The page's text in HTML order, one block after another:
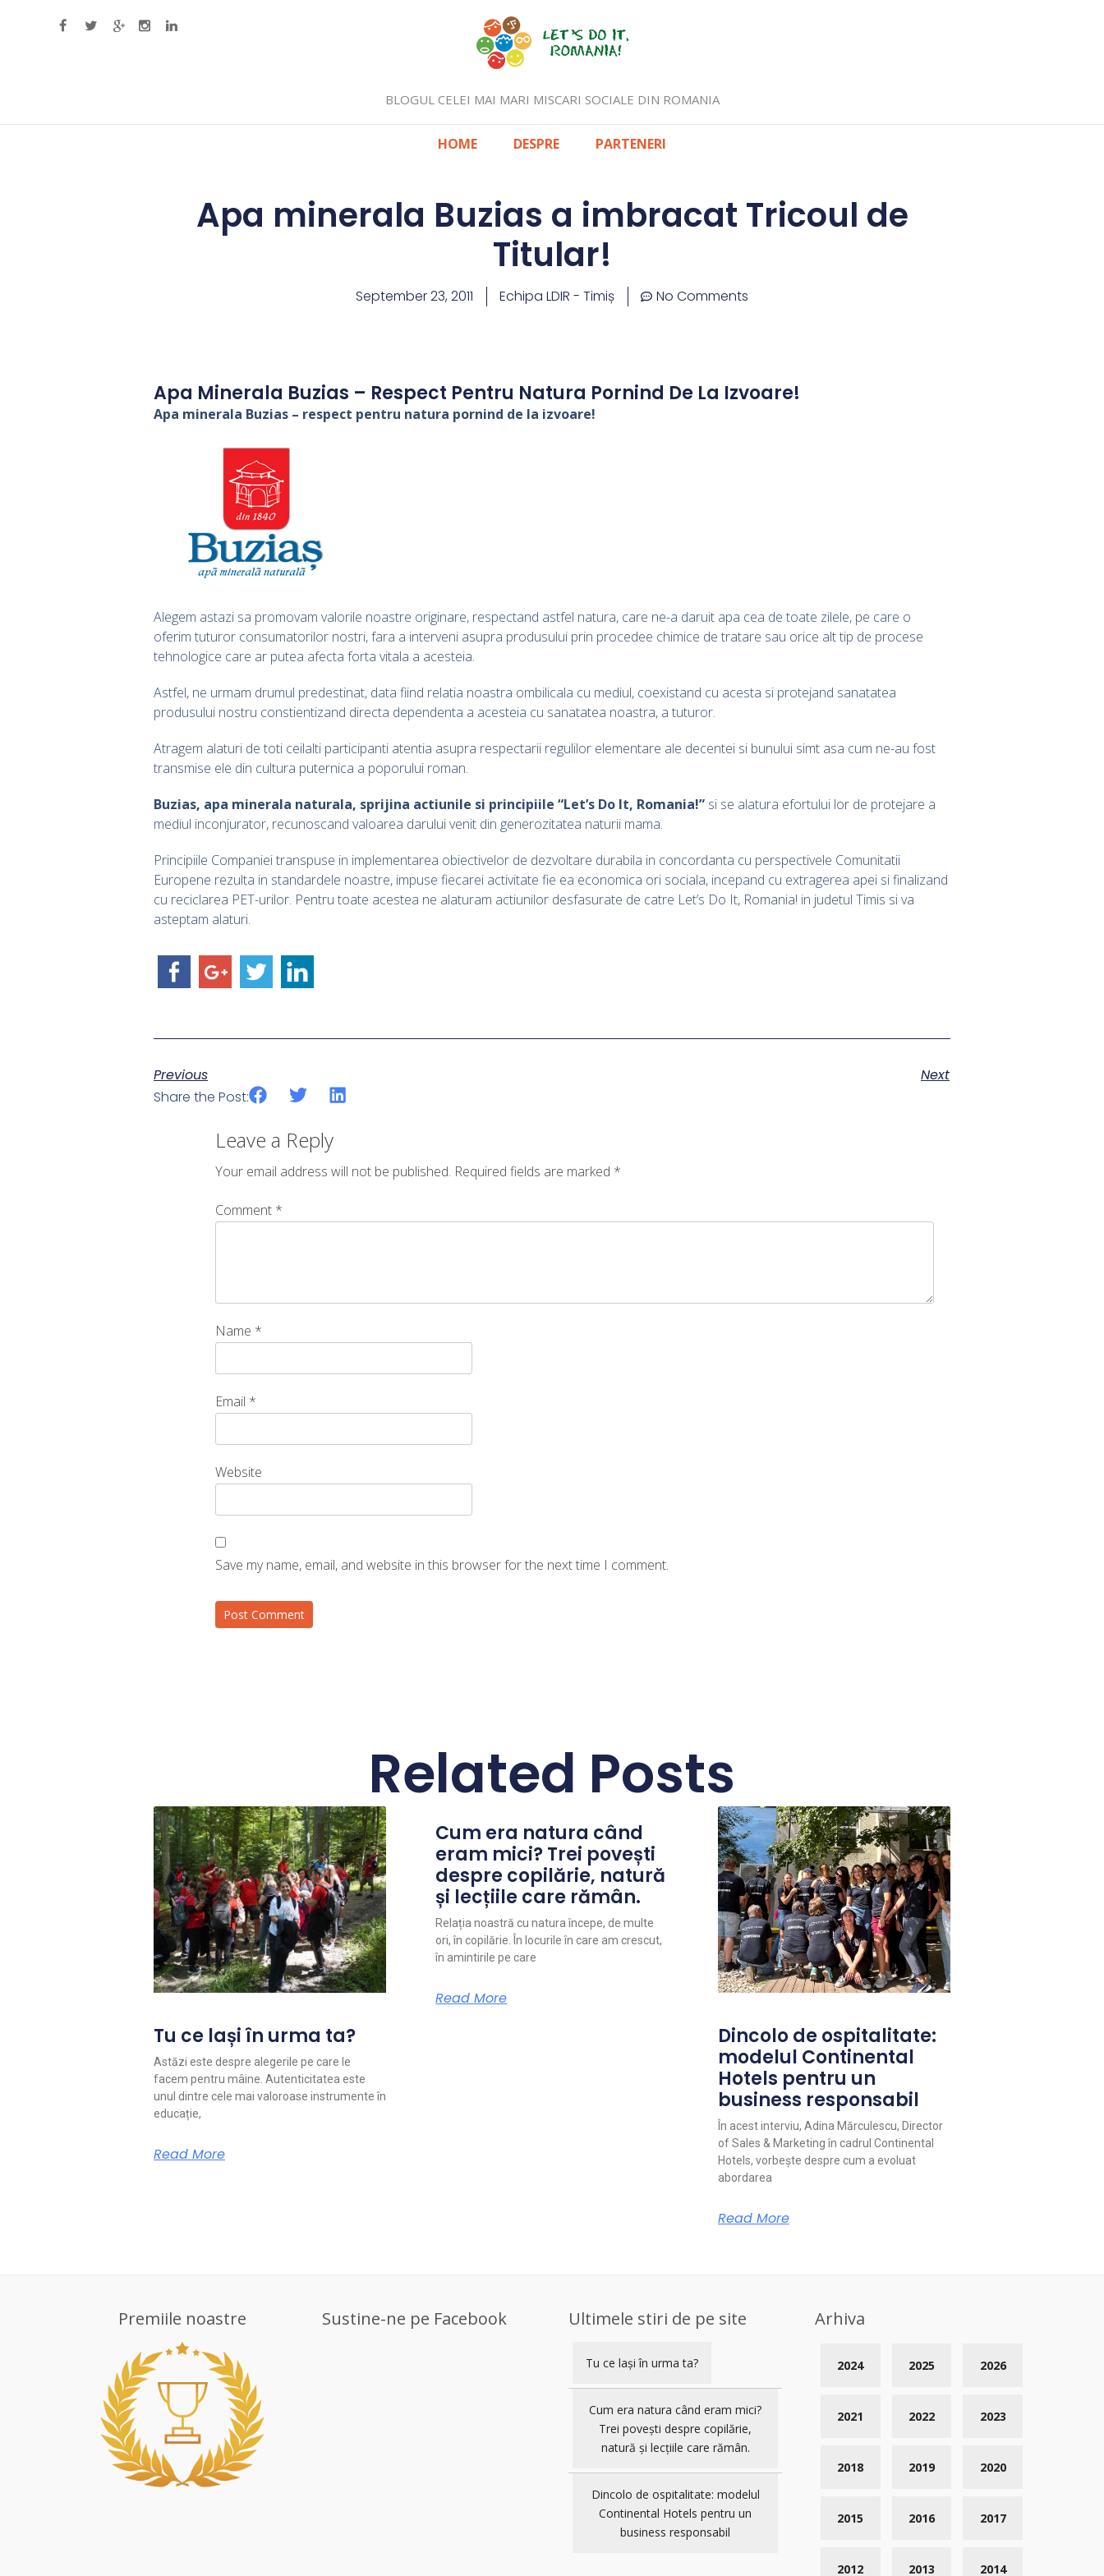
BLOGUL CELEI MAI MARI MISCARI SOCIALE DIN ROMANIA
HOME DESPRE PARTENERI
Apa minerala Buzias a imbracat Tricoul de
Titular!
September 23, 2011 Echipa LDIR - Timiș No Comments
Apa Minerala Buzias – Respect Pentru Natura Pornind De La Izvoare!
Apa minerala Buzias – respect pentru natura pornind de la izvoare!
Alegem astazi sa promovam valorile noastre originare, respectand astfel natura, care ne-a daruit apa cea de toate zilele, pe care o
oferim tuturor consumatorilor nostri, fara a interveni asupra produsului prin procedee chimice de tratare sau orice alt tip de procese
tehnologice care ar putea afecta forta vitala a acesteia.
Astfel, ne urmam drumul predestinat, data fiind relatia noastra ombilicala cu mediul, coexistand cu acesta si protejand sanatatea
produsului nostru constientizand directa dependenta a acesteia cu sanatatea noastra, a tuturor.
Atragem alaturi de toti ceilalti participanti atentia asupra respectarii regulilor elementare ale decentei si bunului simt asa cum ne-au fost
transmise ele din cultura puternica a poporului roman.
Buzias, apa minerala naturala, sprijina actiunile si principiile “Let’s Do It, Romania!” si se alatura efortului lor de protejare a
mediul inconjurator, recunoscand valoarea darului venit din generozitatea naturii mama.
Principiile Companiei transpuse in implementarea obiectivelor de dezvoltare durabila in concordanta cu perspectivele Comunitatii
Europene rezulta in standardele noastre, impuse fiecarei activitate fie ea economica ori sociala, incepand cu extragerea apei si finalizand
cu reciclarea PET-urilor. Pentru toate acestea ne alaturam actiunilor desfasurate de catre Let’s Do It, Romania! in judetul Timis si va
asteptam alaturi.
Previous
Next
Share the Post:
Leave a Reply
Your email address will not be published. Required fields are marked *
Comment *
Name *
Email *
Website
Save my name, email, and website in this browser for the next time I comment.
Related Posts
Tu ce lași în urma ta?
Astăzi este despre alegerile pe care le
facem pentru mâine. Autenticitatea este
unul dintre cele mai valoroase instrumente în
educație,
Read More
Cum era natura când
eram mici? Trei povești
despre copilărie, natură
și lecțiile care rămân.
Relația noastră cu natura începe, de multe
ori, în copilărie. În locurile în care am crescut,
în amintirile pe care
Read More
Dincolo de ospitalitate:
modelul Continental
Hotels pentru un
business responsabil
În acest interviu, Adina Mărculescu, Director
of Sales & Marketing în cadrul Continental
Hotels, vorbește despre cum a evoluat
abordarea
Read More
Premiile noastre Sustine-ne pe Facebook Ultimele stiri de pe site
Tu ce lași în urma ta?
Cum era natura când eram mici?
Trei povești despre copilărie,
natură și lecțiile care rămân.
Dincolo de ospitalitate: modelul
Continental Hotels pentru un
business responsabil
Arhiva
2026
2025
2024
2023
2022
2021
2020
2019
2018
2017
2016
2015
2014
2013
2012